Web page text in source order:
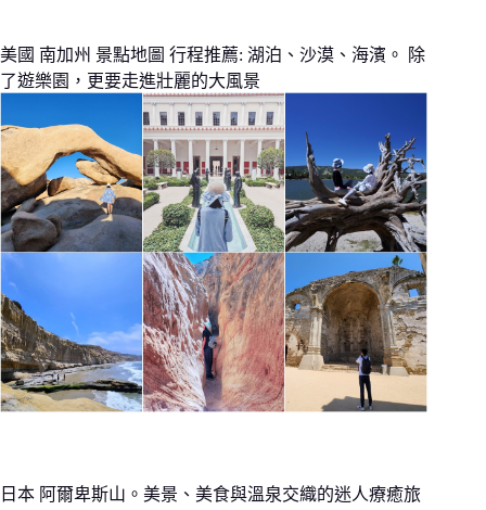
美國 南加州 景點地圖 行程推薦: 湖泊、沙漠、海濱。 除
了遊樂園，更要走進壯麗的大風景
日本 阿爾卑斯山。美景、美食與溫泉交織的迷人療癒旅